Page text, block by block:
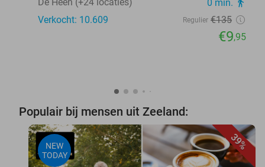
De Heen (+24 locaties) 0 min. directions_walk
Verkocht: 10.609 Regulier €135
€9,95
Populair bij mensen uit Zeeland:
39%
NEW
TODAY